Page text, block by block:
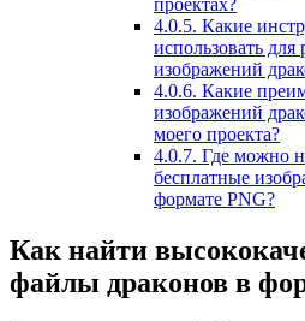
4.0.5. Какие
использовать для
изображений
4.0.6. Какие
изображений
моего проекта?
4.0.7. Где можно
бесплатные
формате PNG?
Как найти
файлы драконов в